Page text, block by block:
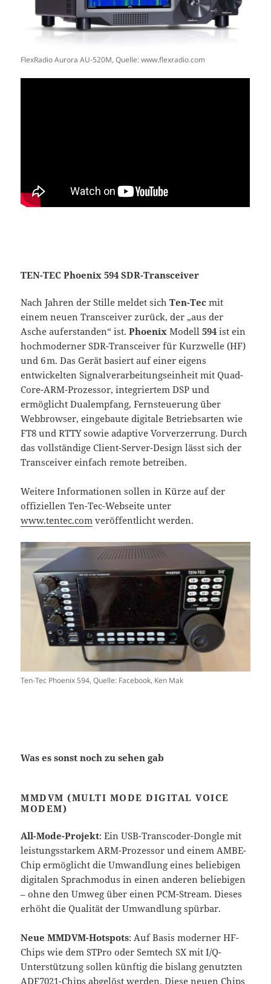
FlexRadio Aurora AU-520M, Quelle: www.flexradio.com
TEN-TEC Phoenix 594 SDR-Transceiver
Nach Jahren der Stille meldet sichTen-Tec mit
einem neuen Transceiver zurück, der „aus der
Asche auferstanden“ ist.Phoenix Modell594 ist ein
hochmoderner SDR-Transceiver für Kurzwelle (HF)
und 6 m. Das Gerät basiert auf einer eigens
entwickelten Signalverarbeitungseinheit mit Quad-
Core-ARM-Prozessor, integriertem DSP und
ermöglicht Dualempfang, Fernsteuerung über
Webbrowser, eingebaute digitale Betriebsarten wie
FT8 und RTTY sowie adaptive Vorverzerrung. Durch
das vollständige Client-Server-Design lässt sich der
Transceiver einfach remote betreiben.
Weitere Informationen sollen in Kürze auf der
offiziellen Ten-Tec-Webseite unter
www.tentec.com veröffentlicht werden.
Ten-Tec Phoenix 594, Quelle: Facebook, Ken Mak
Was es sonst noch zu sehen gab
MMDVM (MULTI MODE DIGITAL VOICE
MODEM)
All-Mode-Projekt: Ein USB-Transcoder-Dongle mit
leistungsstarkem ARM-Prozessor und einem AMBE-
Chip ermöglicht die Umwandlung eines beliebigen
digitalen Sprachmodus in einen anderen beliebigen
– ohne den Umweg über einen PCM-Stream. Dieses
erhöht die Qualität der Umwandlung spürbar.
Neue MMDVM-Hotspots: Auf Basis moderner HF-
Chips wie dem STPro oder Semtech SX mit I/Q-
Unterstützung sollen künftig die bislang genutzten
ADF7021-Chips abgelöst werden. Diese neuen Chips